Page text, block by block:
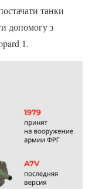
танки
допомогу з
1.